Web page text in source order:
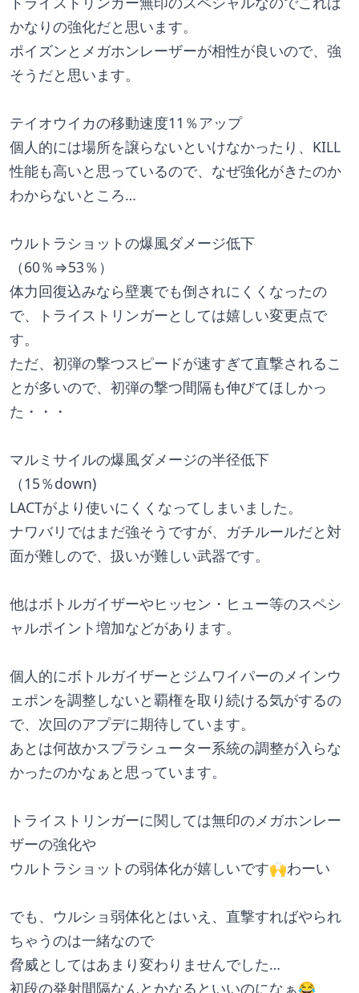
かなりの強化だと思います。
ポイズンとメガホンレーザーが相性が良いので、強
そうだと思います。
テイオウイカの移動速度11％アップ
個人的には場所を譲らないといけなかったり、KILL
性能も高いと思っているので、なぜ強化がきたのか
わからないところ…
ウルトラショットの爆風ダメージ低下
（60％⇒53％）
体力回復込みなら壁裏でも倒されにくくなったの
で、トライストリンガーとしては嬉しい変更点で
す。
ただ、初弾の撃つスピードが速すぎて直撃されるこ
とが多いので、初弾の撃つ間隔も伸びてほしかっ
た・・・
マルミサイルの爆風ダメージの半径低下
（15％down)
LACTがより使いにくくなってしまいました。
ナワバリではまだ強そうですが、ガチルールだと対
面が難しので、扱いが難しい武器です。
他はボトルガイザーやヒッセン・ヒュー等のスペシ
ャルポイント増加などがあります。
個人的にボトルガイザーとジムワイパーのメインウ
ェポンを調整しないと覇権を取り続ける気がするの
で、次回のアプデに期待しています。
あとは何故かスプラシューター系統の調整が入らな
かったのかなぁと思っています。
トライストリンガーに関しては無印のメガホンレー
ザーの強化や
ウルトラショットの弱体化が嬉しいです🙌わーい
でも、ウルショ弱体化とはいえ、直撃すればやられ
ちゃうのは一緒なので
脅威としてはあまり変わりませんでした…
初段の発射間隔なんとかなるといいのになぁ😂